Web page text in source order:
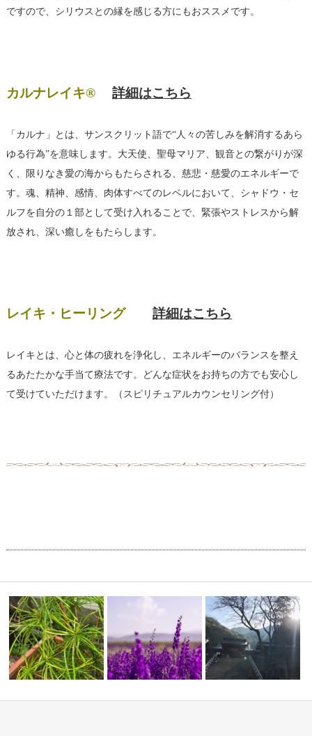
ですので、シリウスとの縁を感じる方にもおススメです。
カルナレイキ® 詳細はこちら
「カルナ」とは、サンスクリット語で“人々の苦しみを解消するあら
ゆる行為”を意味します。大天使、聖母マリア、観音との繋がりが深
く、限りなき愛の海からもたらされる、慈悲・慈愛のエネルギーで
す。魂、精神、感情、肉体すべてのレベルにおいて、シャドウ・セ
ルフを自分の１部として受け入れることで、緊張やストレスから解
放され、深い癒しをもたらします。
レイキ・ヒーリング 詳細はこちら
レイキとは、心と体の疲れを浄化し、エネルギーのバランスを整え
るあたたかな手当て療法です。どんな症状をお持ちの方でも安心し
て受けていただけます。（スピリチュアルカウンセリング付）